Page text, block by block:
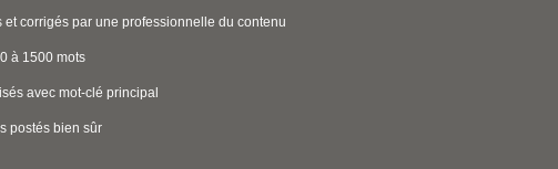
et corrigés par une professionnelle du contenu
à 1500 mots
avec mot-clé principal
postés bien sûr